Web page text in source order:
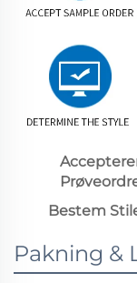
Bestem
Pakning &